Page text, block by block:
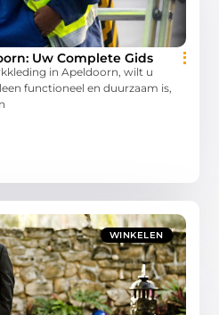
Uw Complete Gids
in Apeldoorn, wilt u
functioneel en duurzaam is,
WINKELEN